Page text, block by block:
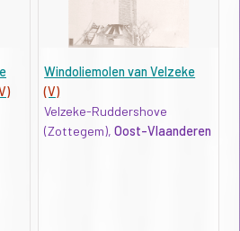
Windoliemolen van Velzeke
(V)
Velzeke-Ruddershove
(Zottegem),Oost-Vlaanderen